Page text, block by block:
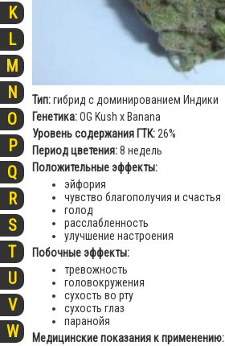
K
L
M
N
O
P
Q
R
S
T
U
V
W
Тип:гибрид с доминированием Индики
Генетика:OG Kush x Banana
Уровень содержания ГТК:26%
Период цветения:8 недель
Положительные эффекты:
эйфория
чувство благополучия и счастья
голод
расслабленность
улучшение настроения
Побочные эффекты:
тревожность
головокружения
сухость во рту
сухость глаз
паранойя
Медицинские показания к применению: